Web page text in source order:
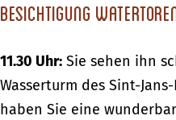
Besichtigung
11.30 Uhr: Sie sehen ihn
Wasserturm des Sint-
haben Sie eine